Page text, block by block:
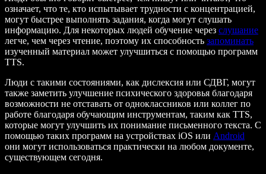
означает, что те, кто испытывает трудности с концентрацией,
могут быстрее выполнять задания, когда могут слушать
информацию. Для некоторых людей обучение через слушание
легче, чем через чтение, поэтому их способность запоминать
изученный материал может улучшиться с помощью программ
TTS.
Люди с такими состояниями, как дислексия или СДВГ, могут
также заметить улучшение психического здоровья благодаря
возможности не отставать от одноклассников или коллег по
работе благодаря обучающим инструментам, таким как TTS,
которые могут улучшить их понимание письменного текста. С
помощью таких программ на устройствах iOS или Android
они могут использоваться практически на любом документе,
существующем сегодня.